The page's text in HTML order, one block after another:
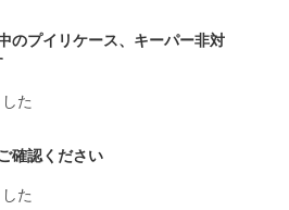
のプイリケース、キーパー非対
た
確認ください
た